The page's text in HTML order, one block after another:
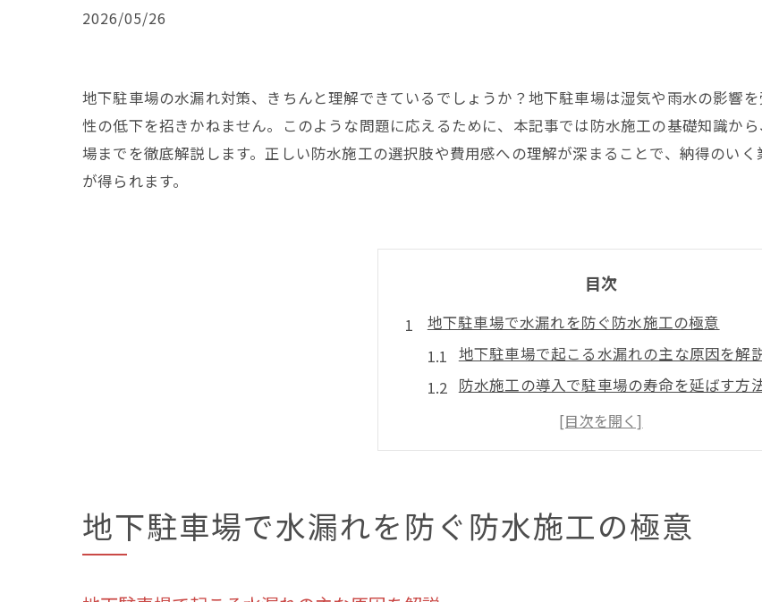
2026/05/26
地下駐車場の水漏れ対策、きちんと理解できているでしょうか？地下駐車場は湿気や雨水の影響
性の低下を招きかねません。このような問題に応えるために、本記事では防水施工の基礎知識か
場までを徹底解説します。正しい防水施工の選択肢や費用感への理解が深まることで、納得のい
が得られます。
目次
地下駐車場で水漏れを防ぐ防水施工の極意
地下駐車場で起こる水漏れの主な原因を解
防水施工の導入で駐車場の寿命を延ばす方
地下駐車場の水漏れ対策に最適な施工手順と
防水工事の基礎知識を身につけて失敗を防
水漏れ被害から守る地下駐車場の防水基礎
地下駐車場の防水工事に必要な基礎知識とは
地下駐車場で水漏れを防ぐ防水施工の極意